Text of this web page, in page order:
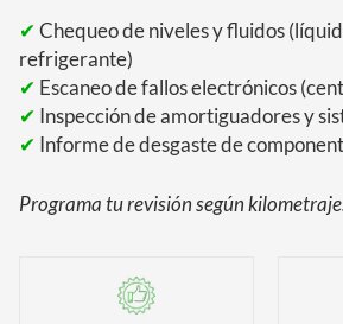
✔Chequeo de niveles y fluidos
refrigerante)
✔ Escaneo de fallos electrónicos
✔ Inspección de amortiguadores y
✔ Informe de desgaste de
Programa tu revisión según